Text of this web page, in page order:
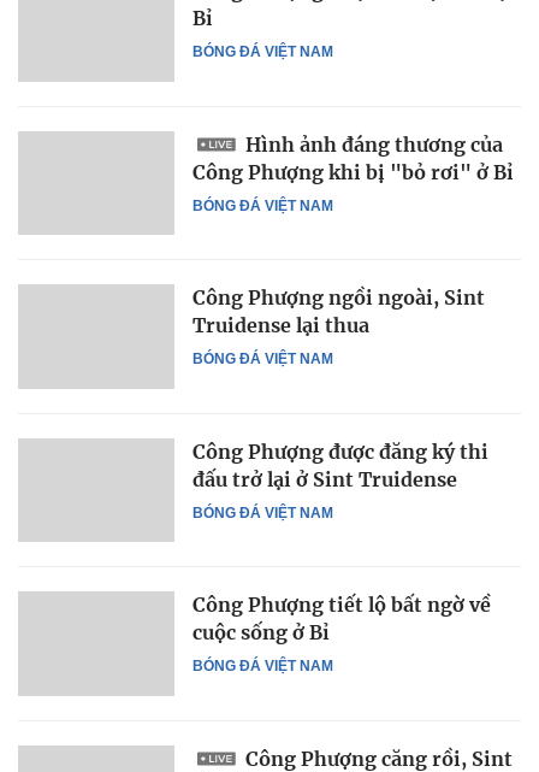
BÓNG ĐÁ VIỆT NAM
Bỉ
BÓNG ĐÁ VIỆT NAM
Hình ảnh đáng thương của
Công Phượng khi bị "bỏ rơi" ở Bỉ
BÓNG ĐÁ VIỆT NAM
Công Phượng ngồi ngoài, Sint
Truidense lại thua
BÓNG ĐÁ VIỆT NAM
Công Phượng được đăng ký thi
đấu trở lại ở Sint Truidense
BÓNG ĐÁ VIỆT NAM
Công Phượng tiết lộ bất ngờ về
cuộc sống ở Bỉ
Công Phượng căng rồi, Sint